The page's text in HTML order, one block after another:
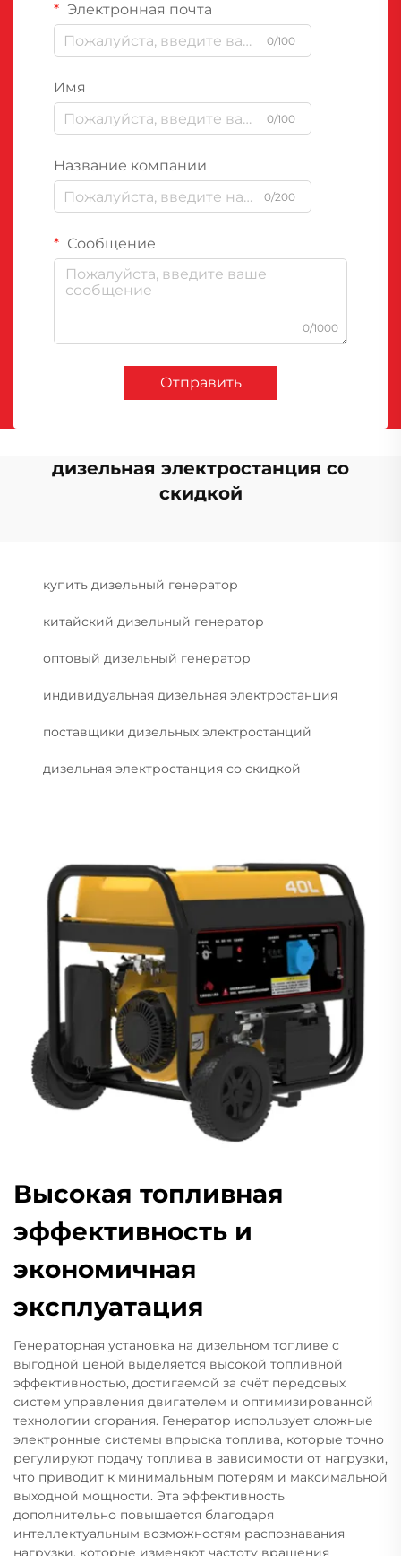
Электронная почта
0/100
Имя
0/100
Название компании
0/200
Сообщение
0/1000
Отправить
дизельная электростанция со
скидкой
купить дизельный генератор
китайский дизельный генератор
оптовый дизельный генератор
индивидуальная дизельная электростанция
поставщики дизельных электростанций
дизельная электростанция со скидкой
Высокая топливная
эффективность и
экономичная
эксплуатация
Генераторная установка на дизельном топливе с
выгодной ценой выделяется высокой топливной
эффективностью, достигаемой за счёт передовых
систем управления двигателем и оптимизированной
технологии сгорания. Генератор использует сложные
электронные системы впрыска топлива, которые точно
регулируют подачу топлива в зависимости от нагрузки,
что приводит к минимальным потерям и максимальной
выходной мощности. Эта эффективность
дополнительно повышается благодаря
интеллектуальным возможностям распознавания
нагрузки, которые изменяют частоту вращения